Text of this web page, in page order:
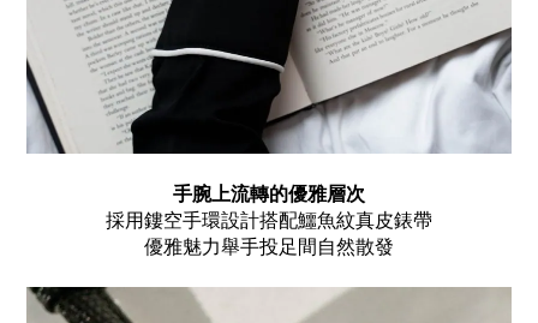
手腕上流轉的優雅層次
採用鏤空手環設計搭配鱷魚紋真皮錶帶
優雅魅力舉手投足間自然散發